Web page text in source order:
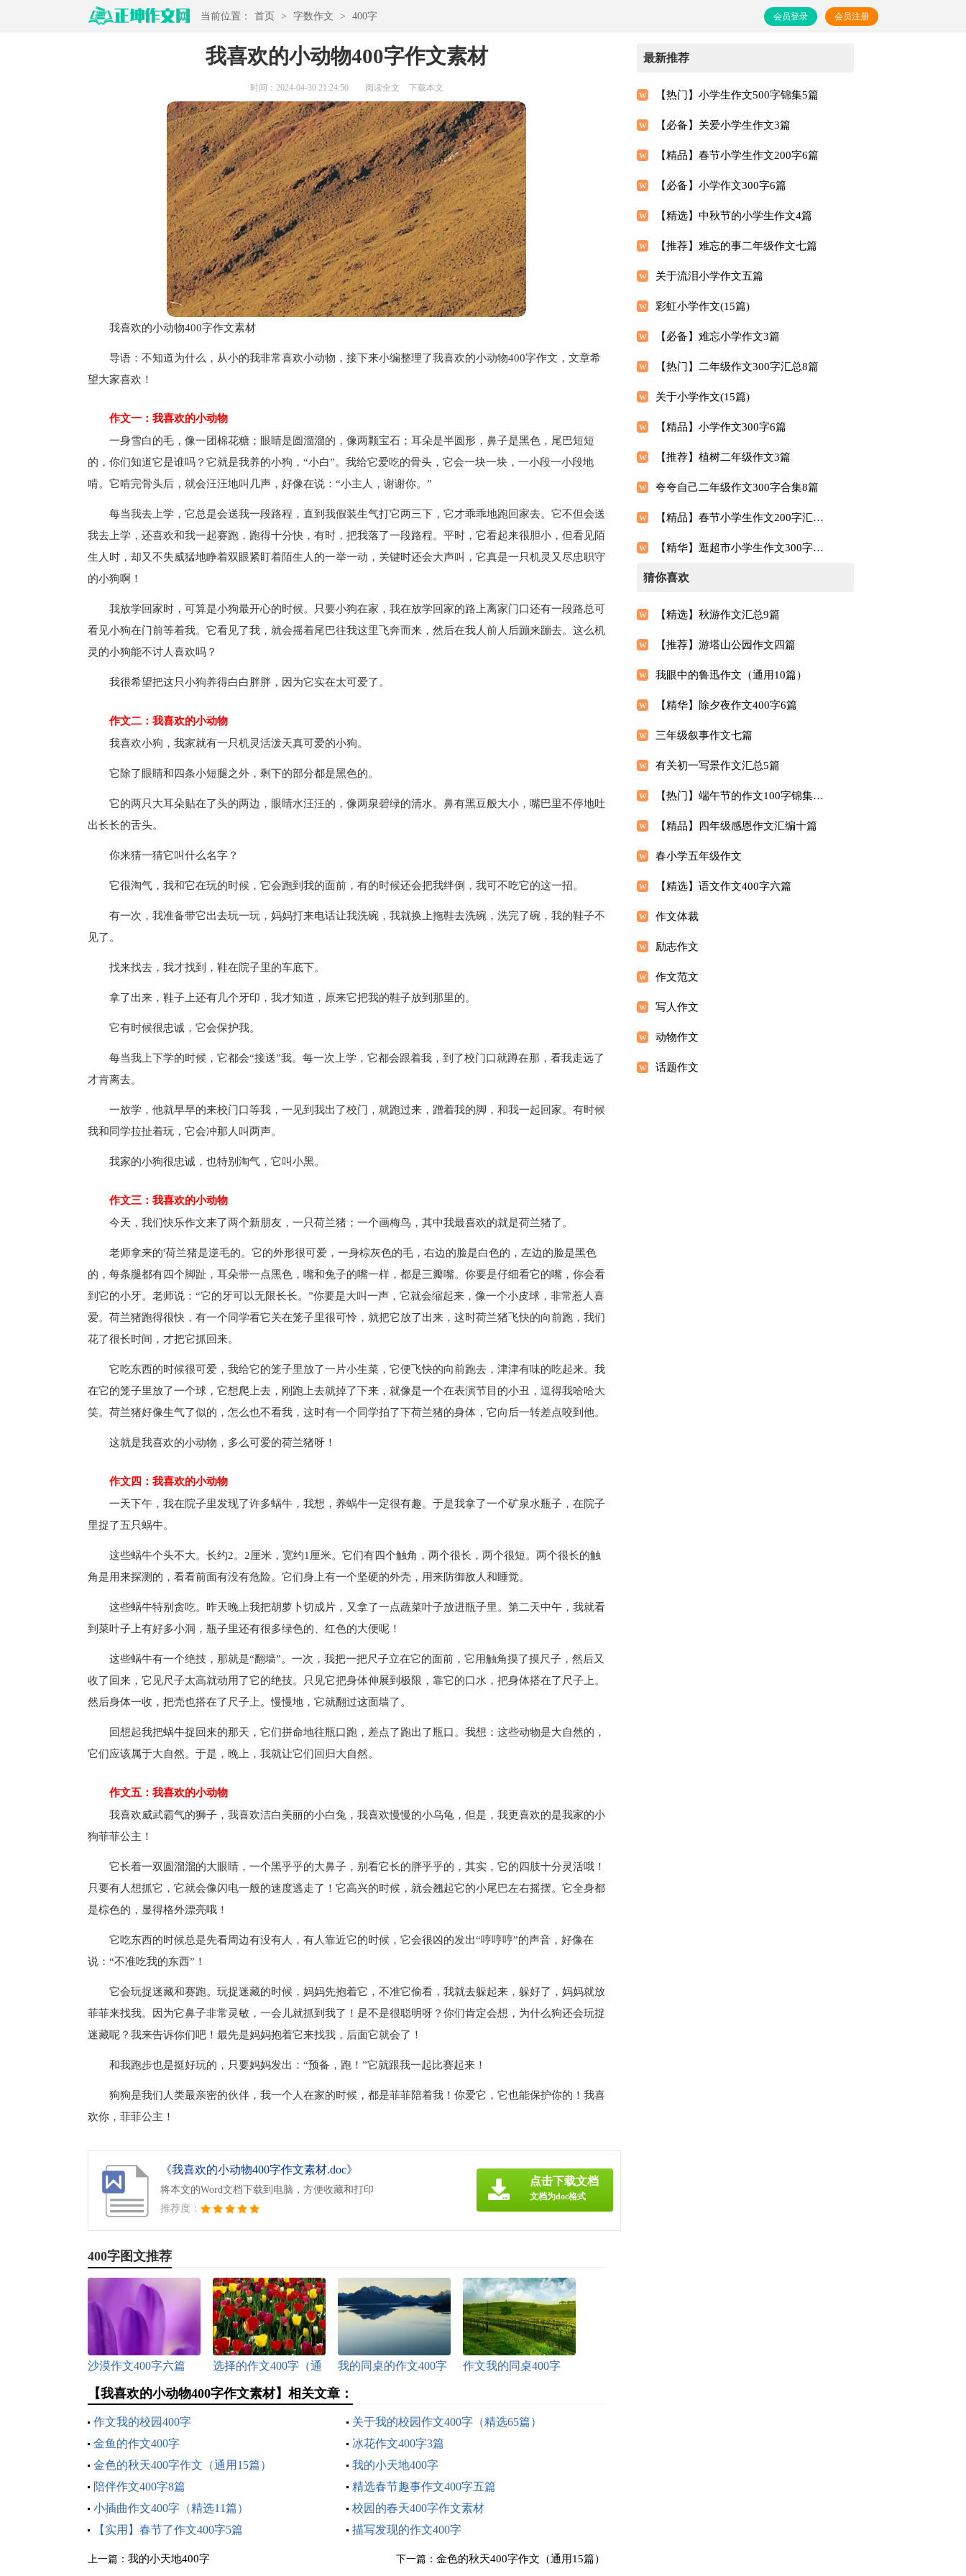
当前位置： 首页 > 字数作文 > 400字 会员登录 会员注册
我喜欢的小动物400字作文素材
时间：2024-04-30 21:24:50 阅读全文 下载本文
我喜欢的小动物400字作文素材
导语：不知道为什么，从小的我非常喜欢小动物，接下来小编整理了我喜欢的小动物400字作文，文章希
望大家喜欢！
作文一：我喜欢的小动物
一身雪白的毛，像一团棉花糖；眼睛是圆溜溜的，像两颗宝石；耳朵是半圆形，鼻子是黑色，尾巴短短
的，你们知道它是谁吗？它就是我养的小狗，“小白”。我给它爱吃的骨头，它会一块一块，一小段一小段地
啃。它啃完骨头后，就会汪汪地叫几声，好像在说：“小主人，谢谢你。”
每当我去上学，它总是会送我一段路程，直到我假装生气打它两三下，它才乖乖地跑回家去。它不但会送
我去上学，还喜欢和我一起赛跑，跑得十分快，有时，把我落了一段路程。平时，它看起来很胆小，但看见陌
生人时，却又不失威猛地睁着双眼紧盯着陌生人的一举一动，关键时还会大声叫，它真是一只机灵又尽忠职守
的小狗啊！
我放学回家时，可算是小狗最开心的时候。只要小狗在家，我在放学回家的路上离家门口还有一段路总可
看见小狗在门前等着我。它看见了我，就会摇着尾巴往我这里飞奔而来，然后在我人前人后蹦来蹦去。这么机
灵的小狗能不讨人喜欢吗？
我很希望把这只小狗养得白白胖胖，因为它实在太可爱了。
作文二：我喜欢的小动物
我喜欢小狗，我家就有一只机灵活泼天真可爱的小狗。
它除了眼睛和四条小短腿之外，剩下的部分都是黑色的。
它的两只大耳朵贴在了头的两边，眼睛水汪汪的，像两泉碧绿的清水。鼻有黑豆般大小，嘴巴里不停地吐
出长长的舌头。
你来猜一猜它叫什么名字？
它很淘气，我和它在玩的时候，它会跑到我的面前，有的时候还会把我绊倒，我可不吃它的这一招。
有一次，我准备带它出去玩一玩，妈妈打来电话让我洗碗，我就换上拖鞋去洗碗，洗完了碗，我的鞋子不
见了。
找来找去，我才找到，鞋在院子里的车底下。
拿了出来，鞋子上还有几个牙印，我才知道，原来它把我的鞋子放到那里的。
它有时候很忠诚，它会保护我。
每当我上下学的时候，它都会“接送”我。每一次上学，它都会跟着我，到了校门口就蹲在那，看我走远了
才肯离去。
一放学，他就早早的来校门口等我，一见到我出了校门，就跑过来，蹭着我的脚，和我一起回家。有时候
我和同学拉扯着玩，它会冲那人叫两声。
我家的小狗很忠诚，也特别淘气，它叫小黑。
作文三：我喜欢的小动物
今天，我们快乐作文来了两个新朋友，一只荷兰猪；一个画梅鸟，其中我最喜欢的就是荷兰猪了。
老师拿来的'荷兰猪是逆毛的。它的外形很可爱，一身棕灰色的毛，右边的脸是白色的，左边的脸是黑色
的，每条腿都有四个脚趾，耳朵带一点黑色，嘴和兔子的嘴一样，都是三瓣嘴。你要是仔细看它的嘴，你会看
到它的小牙。老师说：“它的牙可以无限长长。”你要是大叫一声，它就会缩起来，像一个小皮球，非常惹人喜
爱。荷兰猪跑得很快，有一个同学看它关在笼子里很可怜，就把它放了出来，这时荷兰猪飞快的向前跑，我们
花了很长时间，才把它抓回来。
它吃东西的时候很可爱，我给它的笼子里放了一片小生菜，它便飞快的向前跑去，津津有味的吃起来。我
在它的笼子里放了一个球，它想爬上去，刚跑上去就掉了下来，就像是一个在表演节目的小丑，逗得我哈哈大
笑。荷兰猪好像生气了似的，怎么也不看我，这时有一个同学拍了下荷兰猪的身体，它向后一转差点咬到他。
这就是我喜欢的小动物，多么可爱的荷兰猪呀！
作文四：我喜欢的小动物
一天下午，我在院子里发现了许多蜗牛，我想，养蜗牛一定很有趣。于是我拿了一个矿泉水瓶子，在院子
里捉了五只蜗牛。
这些蜗牛个头不大。长约2。2厘米，宽约1厘米。它们有四个触角，两个很长，两个很短。两个很长的触
角是用来探测的，看看前面有没有危险。它们身上有一个坚硬的外壳，用来防御敌人和睡觉。
这些蜗牛特别贪吃。昨天晚上我把胡萝卜切成片，又拿了一点蔬菜叶子放进瓶子里。第二天中午，我就看
到菜叶子上有好多小洞，瓶子里还有很多绿色的、红色的大便呢！
这些蜗牛有一个绝技，那就是“翻墙”。一次，我把一把尺子立在它的面前，它用触角摸了摸尺子，然后又
收了回来，它见尺子太高就动用了它的绝技。只见它把身体伸展到极限，靠它的口水，把身体搭在了尺子上。
然后身体一收，把壳也搭在了尺子上。慢慢地，它就翻过这面墙了。
回想起我把蜗牛捉回来的那天，它们拼命地往瓶口跑，差点了跑出了瓶口。我想：这些动物是大自然的，
它们应该属于大自然。于是，晚上，我就让它们回归大自然。
作文五：我喜欢的小动物
我喜欢威武霸气的狮子，我喜欢洁白美丽的小白兔，我喜欢慢慢的小乌龟，但是，我更喜欢的是我家的小
狗菲菲公主！
它长着一双圆溜溜的大眼睛，一个黑乎乎的大鼻子，别看它长的胖乎乎的，其实，它的四肢十分灵活哦！
只要有人想抓它，它就会像闪电一般的速度逃走了！它高兴的时候，就会翘起它的小尾巴左右摇摆。它全身都
是棕色的，显得格外漂亮哦！
它吃东西的时候总是先看周边有没有人，有人靠近它的时候，它会很凶的发出“哼哼哼”的声音，好像在
说：“不准吃我的东西”！
它会玩捉迷藏和赛跑。玩捉迷藏的时候，妈妈先抱着它，不准它偷看，我就去躲起来，躲好了，妈妈就放
菲菲来找我。因为它鼻子非常灵敏，一会儿就抓到我了！是不是很聪明呀？你们肯定会想，为什么狗还会玩捉
迷藏呢？我来告诉你们吧！最先是妈妈抱着它来找我，后面它就会了！
和我跑步也是挺好玩的，只要妈妈发出：“预备，跑！”它就跟我一起比赛起来！
狗狗是我们人类最亲密的伙伴，我一个人在家的时候，都是菲菲陪着我！你爱它，它也能保护你的！我喜
欢你，菲菲公主！
《我喜欢的小动物400字作文素材.doc》
将本文的Word文档下载到电脑，方便收藏和打印
推荐度：
点击下载文档
文档为doc格式
400字图文推荐
沙漠作文400字六篇
选择的作文400字（通
用52篇）
我的同桌的作文400字 作文我的同桌400字
【我喜欢的小动物400字作文素材】相关文章：
作文我的校园400字
关于我的校园作文400字（精选65篇）
金鱼的作文400字
冰花作文400字3篇
金色的秋天400字作文（通用15篇）
我的小天地400字
陪伴作文400字8篇
精选春节趣事作文400字五篇
小插曲作文400字（精选11篇）
校园的春天400字作文素材
【实用】春节了作文400字5篇
描写发现的作文400字
上一篇： 我的小天地400字 下一篇： 金色的秋天400字作文（通用15篇）
最新推荐
【热门】小学生作文500字锦集5篇
【必备】关爱小学生作文3篇
【精品】春节小学生作文200字6篇
【必备】小学作文300字6篇
【精选】中秋节的小学生作文4篇
【推荐】难忘的事二年级作文七篇
关于流泪小学作文五篇
彩虹小学作文(15篇)
【必备】难忘小学作文3篇
【热门】二年级作文300字汇总8篇
关于小学作文(15篇)
【精品】小学作文300字6篇
【推荐】植树二年级作文3篇
夸夸自己二年级作文300字合集8篇
【精品】春节小学生作文200字汇总六篇
【精华】逛超市小学生作文300字三篇
猜你喜欢
【精选】秋游作文汇总9篇
【推荐】游塔山公园作文四篇
我眼中的鲁迅作文（通用10篇）
【精华】除夕夜作文400字6篇
三年级叙事作文七篇
有关初一写景作文汇总5篇
【热门】端午节的作文100字锦集五篇
【精品】四年级感恩作文汇编十篇
春小学五年级作文
【精选】语文作文400字六篇
作文体裁
励志作文
作文范文
写人作文
动物作文
话题作文